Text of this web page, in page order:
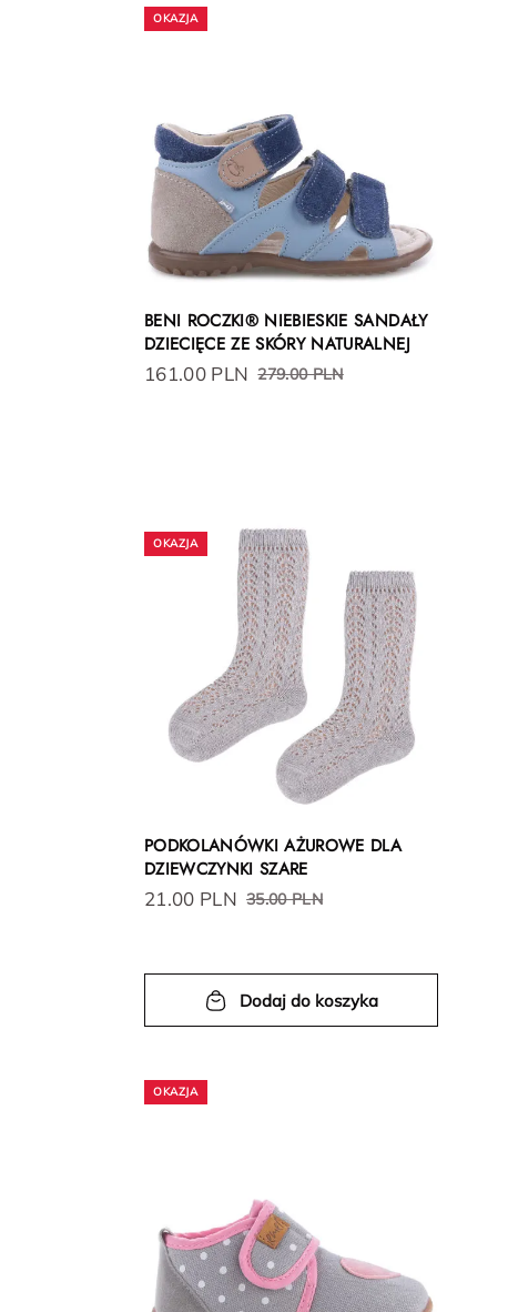
BENI ROCZKI® NIEBIESKIE SANDAŁY
DZIECIĘCE ZE SKÓRY NATURALNEJ
161.00 PLN 279.00 PLN
PODKOLANÓWKI AŻUROWE DLA
DZIEWCZYNKI SZARE
21.00 PLN 35.00 PLN
Dodaj do koszyka